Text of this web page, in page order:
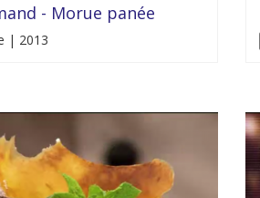
- Morue panée
| 2013